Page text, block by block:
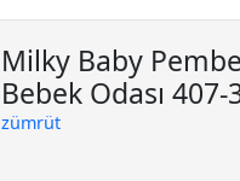
Milky Baby
Bebek Odası 407-
zümrüt